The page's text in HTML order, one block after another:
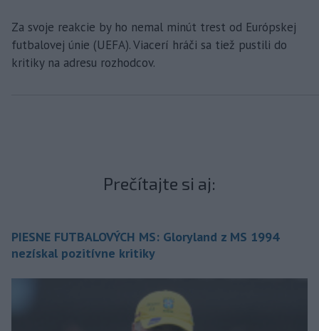
Za svoje reakcie by ho nemal minút trest od Európskej
futbalovej únie (UEFA). Viacerí hráči sa tiež pustili do
kritiky na adresu rozhodcov.
Prečítajte si aj:
PIESNE FUTBALOVÝCH MS: Gloryland z MS 1994
nezískal pozitívne kritiky